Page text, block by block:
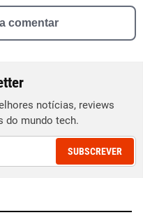
comentar
notícias, reviews
do mundo tech.
SUBSCREVER